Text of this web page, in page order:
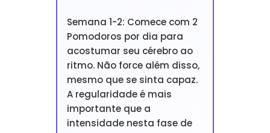
Semana 1-2: Comece com 2
Pomodoros por dia para
acostumar seu cérebro ao
ritmo. Não force além disso,
mesmo que se sinta capaz.
A regularidade é mais
importante que a
intensidade nesta fase de